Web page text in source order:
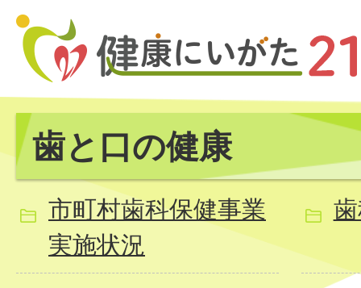
歯と口の健康
市町村歯科保健事業
実施状況